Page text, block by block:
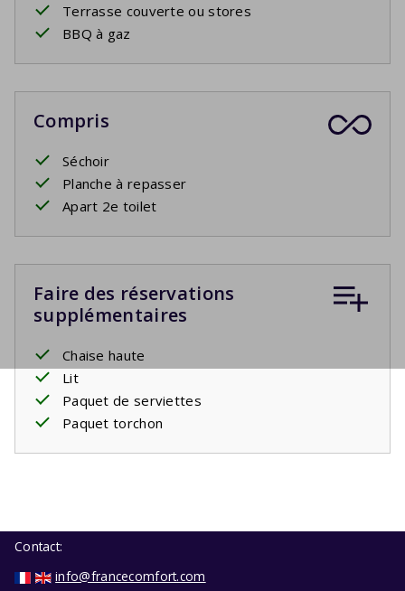
Terrasse couverte ou stores
BBQ à gaz
Compris
Séchoir
Planche à repasser
Apart 2e toilet
Faire des réservations
supplémentaires
Chaise haute
Lit
Paquet de serviettes
Paquet torchon
Contact:
info@francecomfort.com